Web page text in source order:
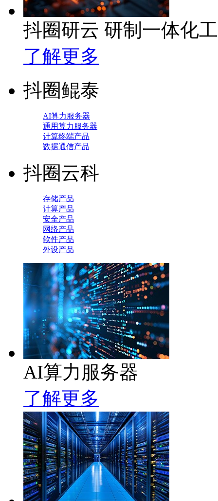
抖圈研云 研制一体化
了解更多
抖圈鲲泰
AI算力服务器
通用算力服务器
计算终端产品
数据通信产品
抖圈云科
存储产品
计算产品
安全产品
网络产品
软件产品
外设产品
AI算力服务器
了解更多